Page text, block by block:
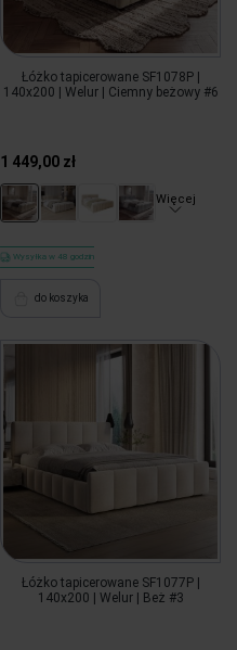
Łóżko tapicerowane SF1078P |
140x200 | Welur | Ciemny beżowy #6
1 449,00 zł
Więcej
Wysyłka w 48 godzin
do koszyka
Łóżko tapicerowane SF1077P |
140x200 | Welur | Beż #3